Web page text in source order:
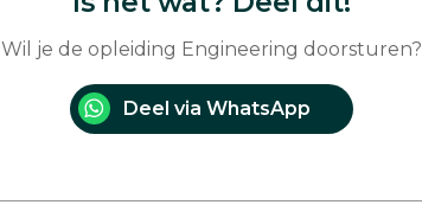
Wil je de opleiding Engineering doorsturen?
Deel via WhatsApp